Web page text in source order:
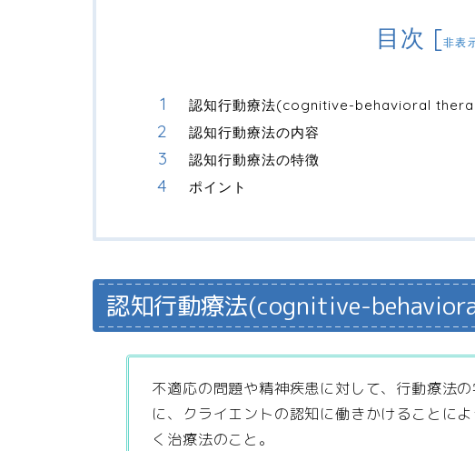
目次 [非表
認知行動療法(cognitive-behavioral
認知行動療法の内容
認知行動療法の特徴
ポイント
認知行動療法(cognitive-
不適応の問題や精神疾患に対して、行動療法
に、クライエントの認知に働きかけることに
く治療法のこと。